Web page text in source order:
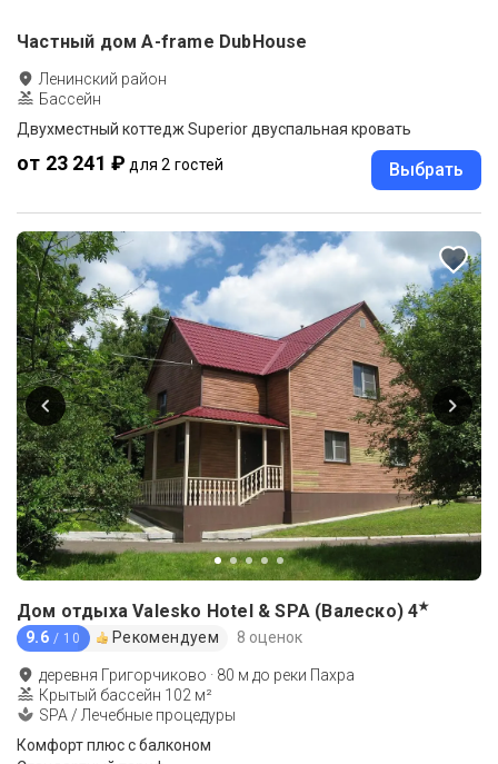
Частный дом A-frame DubHouse
Ленинский район
Бассейн
Двухместный коттедж Superior двуспальная кровать
от 23 241 ₽ для 2 гостей Выбрать
Дом отдыха Valesko Hotel & SPA (Валеско) 4★
9.6 / 10 Рекомендуем 8 оценок
деревня Григорчиково · 80 м до реки Пахра
Крытый бассейн 102 м²
SPA / Лечебные процедуры
Комфорт плюс с балконом